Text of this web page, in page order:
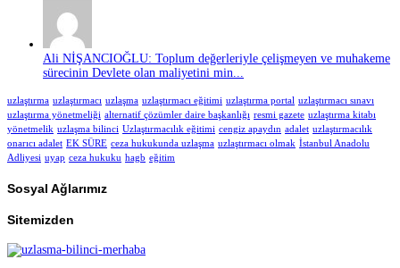
Ali NİŞANCIOĞLU: Toplum değerleriyle çelişmeyen ve muhakeme
sürecinin Devlete olan maliyetini min...
uzlaştırma uzlaştırmacı uzlaşma uzlaştırmacı eğitimi uzlaştırma portal uzlaştırmacı sınavı
uzlaştırma yönetmeliği alternatif çözümler daire başkanlığı resmi gazete uzlaştırma kitabı
yönetmelik uzlaşma bilinci Uzlaştırmacılık eğitimi cengiz apaydın adalet uzlaştırmacılık
onarıcı adalet EK SÜRE ceza hukukunda uzlaşma uzlaştırmacı olmak İstanbul Anadolu
Adliyesi uyap ceza hukuku hagb eğitim
Sosyal Ağlarımız
Sitemizden